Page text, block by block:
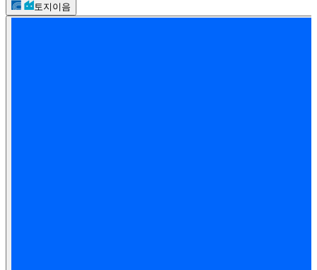
토지이음